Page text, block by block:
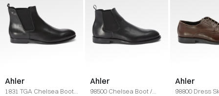
Ahler
1831 TGA Chelsea Boot
Ahler
98500 Chelsea Boot/
Ahler
98800 Dress